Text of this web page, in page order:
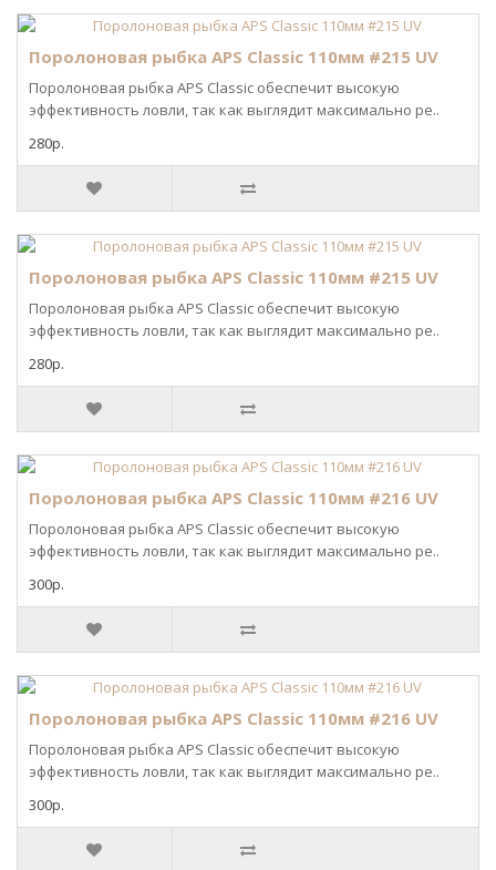
Поролоновая рыбка APS Classic 110мм #215 UV
Поролоновая рыбка APS Classic обеспечит высокую
эффективность ловли, так как выглядит максимально ре..
280р.
Поролоновая рыбка APS Classic 110мм #215 UV
Поролоновая рыбка APS Classic обеспечит высокую
эффективность ловли, так как выглядит максимально ре..
280р.
Поролоновая рыбка APS Classic 110мм #216 UV
Поролоновая рыбка APS Classic обеспечит высокую
эффективность ловли, так как выглядит максимально ре..
300р.
Поролоновая рыбка APS Classic 110мм #216 UV
Поролоновая рыбка APS Classic обеспечит высокую
эффективность ловли, так как выглядит максимально ре..
300р.